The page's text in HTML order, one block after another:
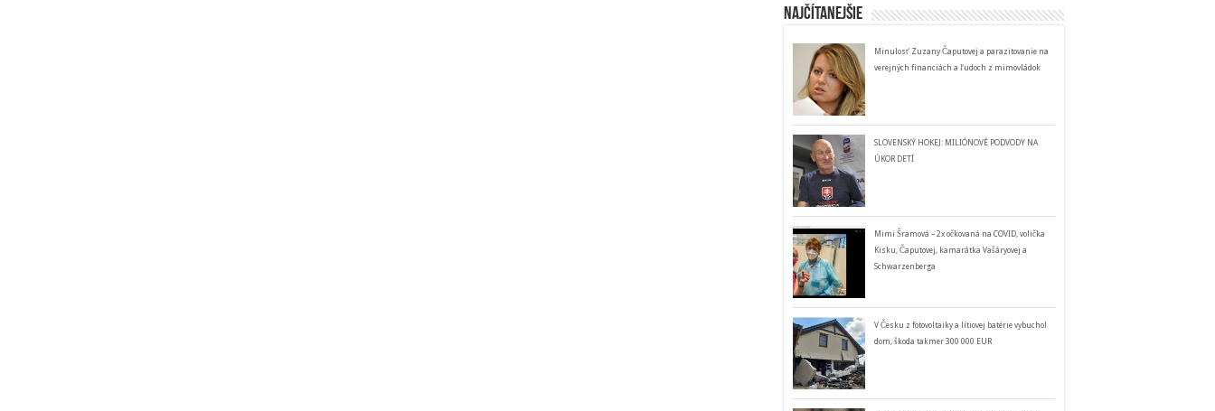
Najčítanejšie
Minulosť Zuzany Čaputovej a parazitovanie na
verejných financiách a ľudoch z mimovládok
SLOVENSKÝ HOKEJ: MILIÓNOVÉ PODVODY NA
ÚKOR DETÍ
Mimi Šramová – 2x očkovaná na COVID, volička
Kisku, Čaputovej, kamarátka Vašáryovej a
Schwarzenberga
V Česku z fotovoltaiky a lítiovej batérie vybuchol
dom, škoda takmer 300 000 EUR